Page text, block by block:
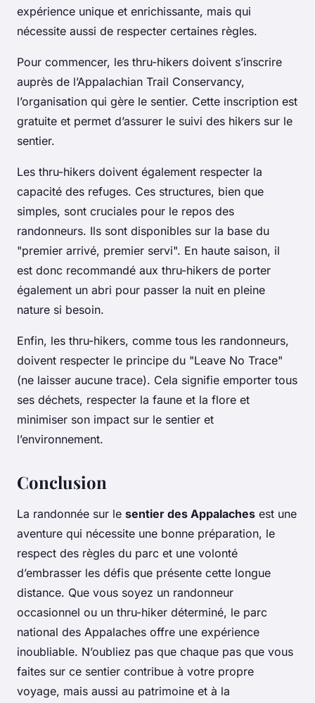
expérience unique et enrichissante, mais qui
nécessite aussi de respecter certaines règles.
Pour commencer, les thru-hikers doivent s’inscrire
auprès de l’Appalachian Trail Conservancy,
l’organisation qui gère le sentier. Cette inscription est
gratuite et permet d’assurer le suivi des hikers sur le
sentier.
Les thru-hikers doivent également respecter la
capacité des refuges. Ces structures, bien que
simples, sont cruciales pour le repos des
randonneurs. Ils sont disponibles sur la base du
"premier arrivé, premier servi". En haute saison, il
est donc recommandé aux thru-hikers de porter
également un abri pour passer la nuit en pleine
nature si besoin.
Enfin, les thru-hikers, comme tous les randonneurs,
doivent respecter le principe du "Leave No Trace"
(ne laisser aucune trace). Cela signifie emporter tous
ses déchets, respecter la faune et la flore et
minimiser son impact sur le sentier et
l’environnement.
Conclusion
La randonnée sur le sentier des Appalaches est une
aventure qui nécessite une bonne préparation, le
respect des règles du parc et une volonté
d’embrasser les défis que présente cette longue
distance. Que vous soyez un randonneur
occasionnel ou un thru-hiker déterminé, le parc
national des Appalaches offre une expérience
inoubliable. N’oubliez pas que chaque pas que vous
faites sur ce sentier contribue à votre propre
voyage, mais aussi au patrimoine et à la